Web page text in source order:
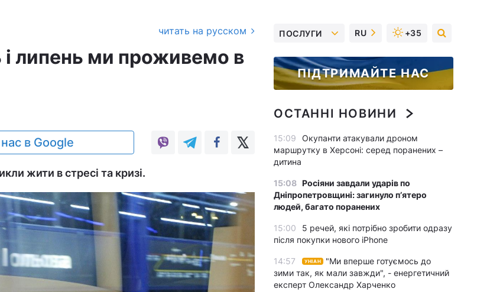
читать на русском
липень ми проживемо в
в Google
жити в стресі та кризі.
ПОСЛУГИ RU +35
ПІДТРИМАЙТЕ НАС
ОСТАННІ НОВИНИ
15:09
Окупанти атакували дроном
маршрутку в Херсоні: серед поранених –
дитина
15:08 Росіяни завдали ударів по
Дніпропетровщині: загинуло пʼятеро
людей, багато поранених
15:00
5 речей, які потрібно зробити одразу
після покупки нового iPhone
14:57 УНІАН
"Ми вперше готуємось до
зими так, як мали завжди", - енергетичний
експерт Олександр Харченко